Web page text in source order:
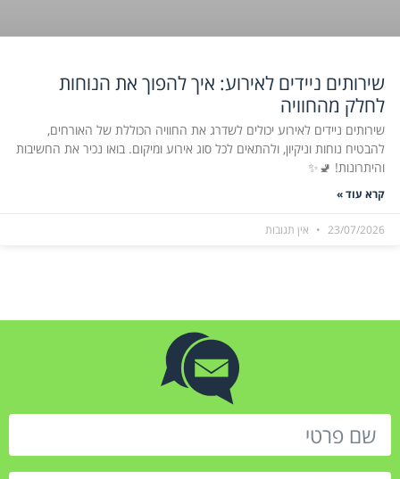
שירותים ניידים לאירוע: איך להפוך את הנוחות
לחלק מהחוויה
שירותים ניידים לאירוע יכולים לשדרג את החוויה הכוללת של האורחים,
להבטיח נוחות וניקיון, ולהתאים לכל סוג אירוע ומיקום. בואו נכיר את החשיבות
והיתרונות! 🚽✨
קרא עוד »
23/07/2026 אין תגובות